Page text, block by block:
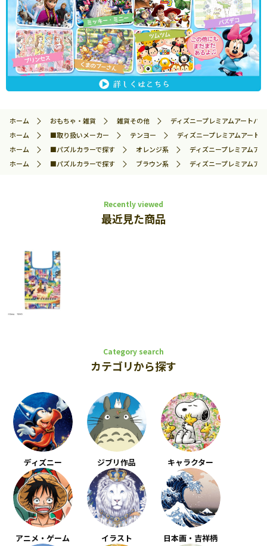
ホーム おもちゃ・雑貨 雑貨その他
ディズニープレミアムアート
ホーム
■取り扱いメーカー テンヨー
ディズニープレミアムアー
ホーム
■パズルカラーで探す オレンジ系
ディズニープレミアム
ホーム
■パズルカラーで探す ブラウン系 ディズニープレミアム
Recently viewed
最近見た商品
Category search
カテゴリから探す
ディズニー ジブリ作品 キャラクター
アニメ・ゲーム イラスト 日本画・吉祥柄